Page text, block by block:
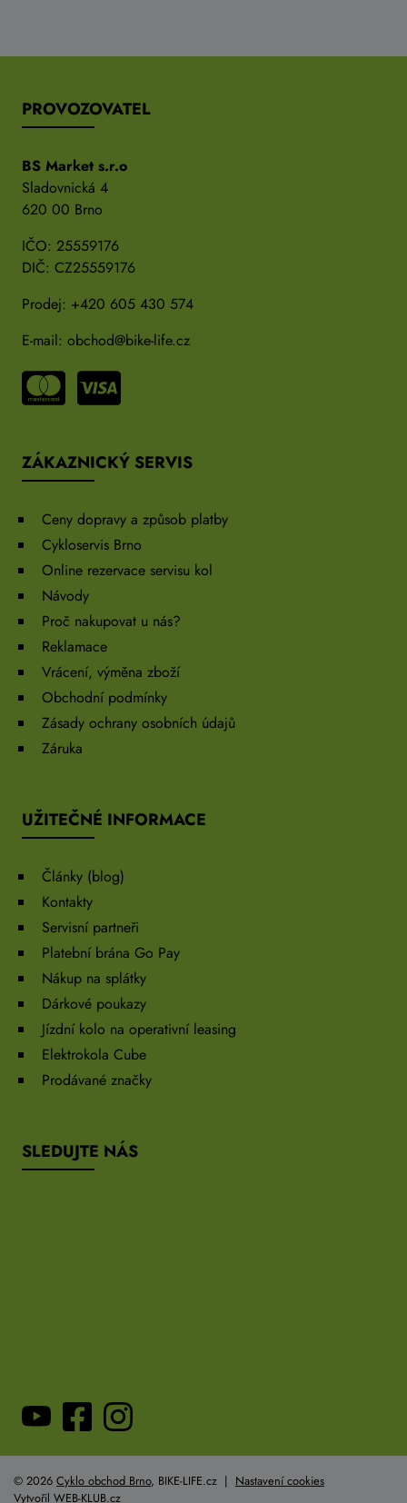
PROVOZOVATEL
BS Market s.r.o
Sladovnická 4
620 00 Brno
IČO: 25559176
DIČ: CZ25559176
Prodej: +420 605 430 574
E-mail: obchod@bike-life.cz
ZÁKAZNICKÝ SERVIS
Ceny dopravy a způsob platby
Cykloservis Brno
Online rezervace servisu kol
Návody
Proč nakupovat u nás?
Reklamace
Vrácení, výměna zboží
Obchodní podmínky
Zásady ochrany osobních údajů
Záruka
UŽITEČNÉ INFORMACE
Články (blog)
Kontakty
Servisní partneři
Platební brána Go Pay
Nákup na splátky
Dárkové poukazy
Jízdní kolo na operativní leasing
Elektrokola Cube
Prodávané značky
SLEDUJTE NÁS
© 2026 Cyklo obchod Brno, BIKE-LIFE.cz | Nastavení cookies
Vytvořil WEB-KLUB.cz